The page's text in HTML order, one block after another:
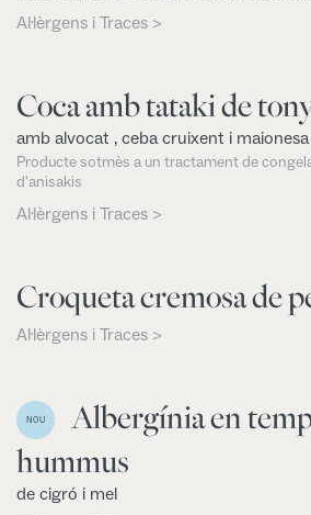
Al·lèrgens i Traces >
Coca amb tataki de
amb alvocat , ceba cruixent i
Producte sotmès a un tractament de
d'anisakis
Al·lèrgens i Traces >
Croqueta cremosa de
Al·lèrgens i Traces >
NOU
Albergínia en
hummus
de cigró i mel